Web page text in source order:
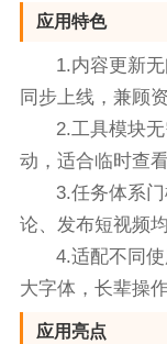
应用特色
1.内容更新
同步上线，兼顾
2.工具模块
动，适合临时查
3.任务体系
论、发布短视频
4.适配不同
大字体，长辈操
应用亮点